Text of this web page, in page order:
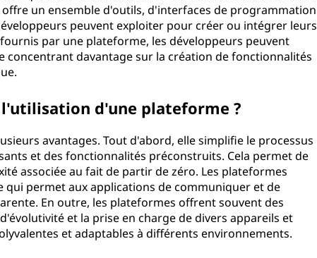
un ensemble d'outils, d'interfaces de programmation
peuvent exploiter pour créer ou intégrer leurs
par une plateforme, les développeurs peuvent
concentrant davantage sur la création de fonctionnalités
d'une plateforme ?
avantages. Tout d'abord, elle simplifie le processus
et des fonctionnalités préconstruits. Cela permet de
associée au fait de partir de zéro. Les plateformes
permet aux applications de communiquer et de
En outre, les plateformes offrent souvent des
et la prise en charge de divers appareils et
et adaptables à différents environnements.